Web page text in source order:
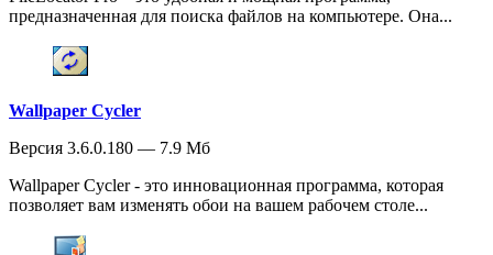
предназначенная для поиска файлов на компьютере. Она...
Wallpaper Cycler
Версия 3.6.0.180 — 7.9 Мб
Wallpaper Cycler - это инновационная программа, которая
позволяет вам изменять обои на вашем рабочем столе...